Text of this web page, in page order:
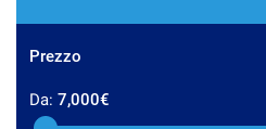
Prezzo
Da: 7,000€
ottenere
informazioni
sull'utilità